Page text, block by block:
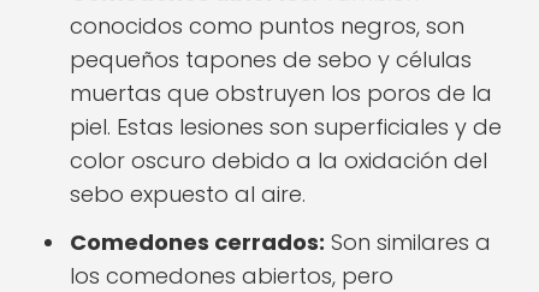
conocidos como puntos negros, son
pequeños tapones de sebo y células
muertas que obstruyen los poros de la
piel. Estas lesiones son superficiales y de
color oscuro debido a la oxidación del
sebo expuesto al aire.
Comedones cerrados: Son similares a
los comedones abiertos, pero